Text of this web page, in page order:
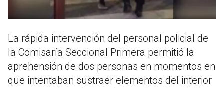
La rápida intervención del personal policial de
la Comisaría Seccional Primera permitió la
aprehensión de dos personas en momentos en
que intentaban sustraer elementos del interior